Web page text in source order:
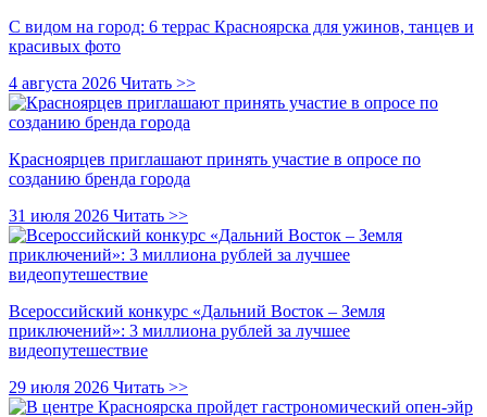
С видом на город: 6 террас Красноярска для ужинов, танцев и
красивых фото
4 августа 2026 Читать >>
Красноярцев приглашают принять участие в опросе по
созданию бренда города
31 июля 2026 Читать >>
Всероссийский конкурс «Дальний Восток – Земля
приключений»: 3 миллиона рублей за лучшее
видеопутешествие
29 июля 2026 Читать >>